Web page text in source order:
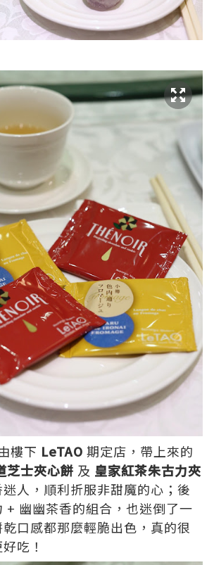
樓下 LeTAO 期定店，帶上來的
芝士夾心餅 及 皇家紅茶朱古力夾
迷人，順利折服非甜魔的心；後
+ 幽幽茶香的組合，也迷倒了一
口感都那麼輕脆出色，真的很
吃！